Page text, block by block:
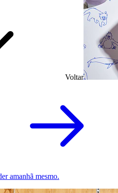
Voltar
amanhã mesmo.